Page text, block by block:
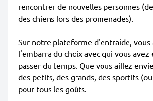
rencontrer de nouvelles personnes
des chiens lors des promenades).
Sur notre plateforme d'entraide, vous
l'embarra du choix avec qui vous avez
passer du temps. Que vous aillez
des petits, des grands, des sportifs
pour tous les goûts.